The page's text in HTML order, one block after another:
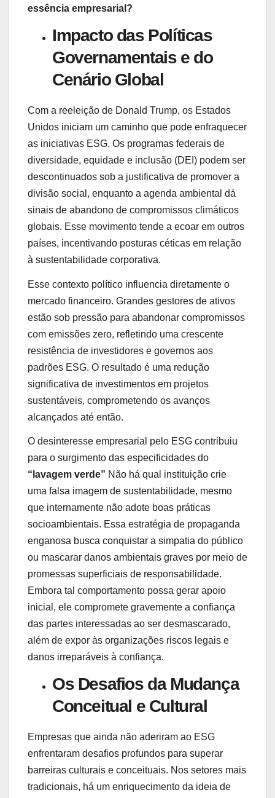
essência empresarial?
Impacto das Políticas
Governamentais e do
Cenário Global
Com a reeleição de Donald Trump, os Estados
Unidos iniciam um caminho que pode enfraquecer
as iniciativas ESG. Os programas federais de
diversidade, equidade e inclusão (DEI) podem ser
descontinuados sob a justificativa de promover a
divisão social, enquanto a agenda ambiental dá
sinais de abandono de compromissos climáticos
globais. Esse movimento tende a ecoar em outros
países, incentivando posturas céticas em relação
à sustentabilidade corporativa.
Esse contexto político influencia diretamente o
mercado financeiro. Grandes gestores de ativos
estão sob pressão para abandonar compromissos
com emissões zero, refletindo uma crescente
resistência de investidores e governos aos
padrões ESG. O resultado é uma redução
significativa de investimentos em projetos
sustentáveis, comprometendo os avanços
alcançados até então.
O desinteresse empresarial pelo ESG contribuiu
para o surgimento das especificidades do
“lavagem verde” Não há qual instituição crie
uma falsa imagem de sustentabilidade, mesmo
que internamente não adote boas práticas
socioambientais. Essa estratégia de propaganda
enganosa busca conquistar a simpatia do público
ou mascarar danos ambientais graves por meio de
promessas superficiais de responsabilidade.
Embora tal comportamento possa gerar apoio
inicial, ele compromete gravemente a confiança
das partes interessadas ao ser desmascarado,
além de expor às organizações riscos legais e
danos irreparáveis ​​à confiança.
Os Desafios da Mudança
Conceitual e Cultural
Empresas que ainda não aderiram ao ESG
enfrentaram desafios profundos para superar
barreiras culturais e conceituais. Nos setores mais
tradicionais, há um enriquecimento da ideia de